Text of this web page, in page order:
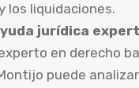
los liquidaciones.
jurídica
en derecho
puede